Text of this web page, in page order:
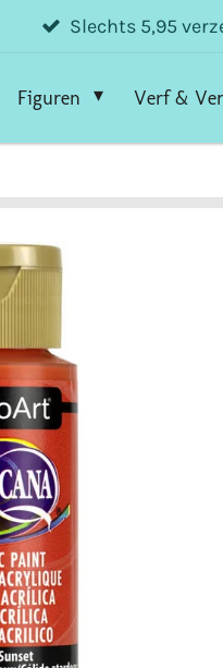
Slechts 5,95
Figuren Verf &